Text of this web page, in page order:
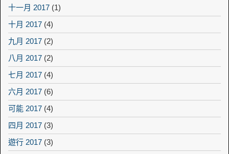
十一月 2017 (1)
十月 2017 (4)
九月 2017 (2)
八月 2017 (2)
七月 2017 (4)
六月 2017 (6)
可能 2017 (4)
四月 2017 (3)
遊行 2017 (3)